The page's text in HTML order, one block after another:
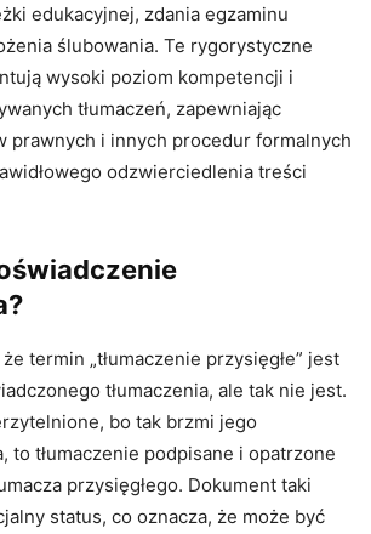
edukacyjnej, zdania egzaminu
ślubowania. Te rygorystyczne
wysoki poziom kompetencji i
tłumaczeń, zapewniając
prawnych i innych procedur formalnych
odzwierciedlenia treści
termin „tłumaczenie przysięgłe” jest
tłumaczenia, ale tak nie jest.
bo tak brzmi jego
to tłumaczenie podpisane i opatrzone
przysięgłego. Dokument taki
status, co oznacza, że może być